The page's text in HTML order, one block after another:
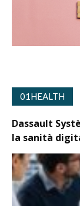
01HEALTH
Dassault
la sanità